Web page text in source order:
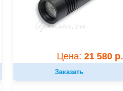
Цена: 21 580 р.
Заказать